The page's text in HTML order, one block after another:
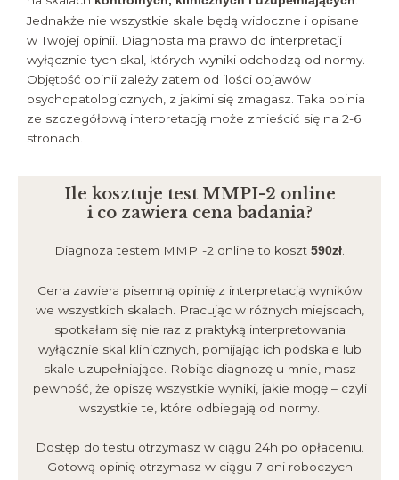
Jednakże nie wszystkie skale będą widoczne i opisane
w Twojej opinii. Diagnosta ma prawo do interpretacji
wyłącznie tych skal, których wyniki odchodzą od normy.
Objętość opinii zależy zatem od ilości objawów
psychopatologicznych, z jakimi się zmagasz. Taka opinia
ze szczegółową interpretacją może zmieścić się na 2-6
stronach.
Ile kosztuje test MMPI-2 online
i co zawiera cena badania?
Diagnoza testem MMPI-2 online to koszt 590zł
Cena zawiera pisemną opinię z interpretacją wyników
we wszystkich skalach. Pracując w różnych miejscach,
spotkałam się nie raz z praktyką interpretowania
wyłącznie skal klinicznych, pomijając ich podskale lub
skale uzupełniające. Robiąc diagnozę u mnie, masz
pewność, że opiszę wszystkie wyniki, jakie mogę – czyli
wszystkie te, które odbiegają od normy.
Dostęp do testu otrzymasz w ciągu 24h po opłaceniu.
Gotową opinię otrzymasz w ciągu 7 dni roboczych